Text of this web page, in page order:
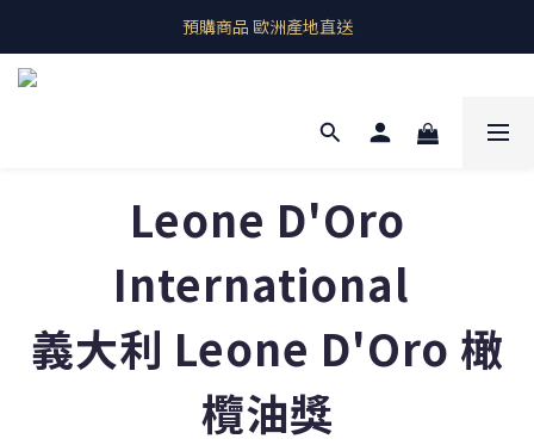
即期良品上架  最新優惠快帶回家
預購商品 歐洲產地直送
Leone D'Oro
International
義大利 Leone D'Oro 橄
欖油獎